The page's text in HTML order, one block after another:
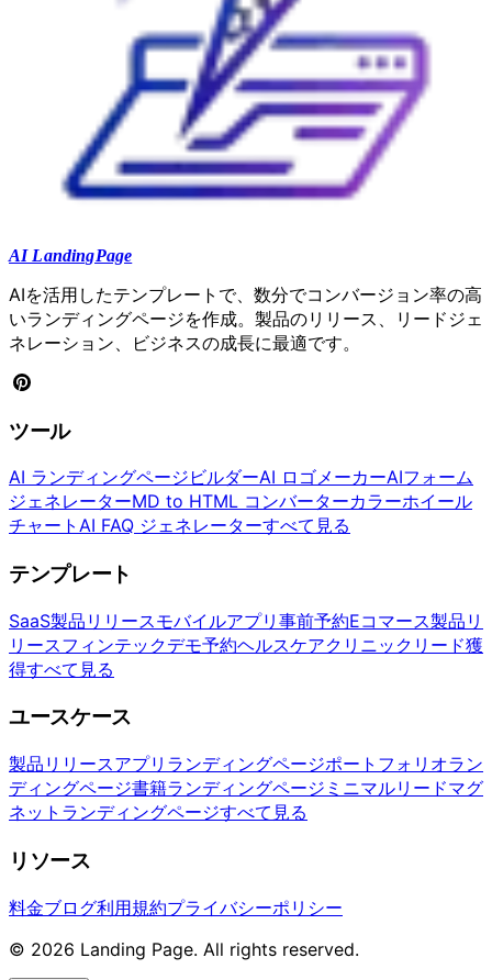
AI LandingPage
AIを活用したテンプレートで、数分でコンバージョン率の高
いランディングページを作成。製品のリリース、リードジェ
ネレーション、ビジネスの成長に最適です。
ツール
AI ランディングページビルダーAI ロゴメーカーAIフォーム
ジェネレーターMD to HTML コンバーターカラーホイール
チャート AI FAQ ジェネレーターすべて見る
テンプレート
SaaS製品リリースモバイルアプリ事前予約Eコマース製品リ
リースフィンテックデモ予約ヘルスケアクリニックリード獲
得すべて見る
ユースケース
製品リリースアプリランディングページポートフォリオラン
ディングページ書籍ランディングページ ミニマルリードマグ
ネットランディングページすべて見る
リソース
料金ブログ利用規約プライバシーポリシー
© 2026 Landing Page. All rights reserved.